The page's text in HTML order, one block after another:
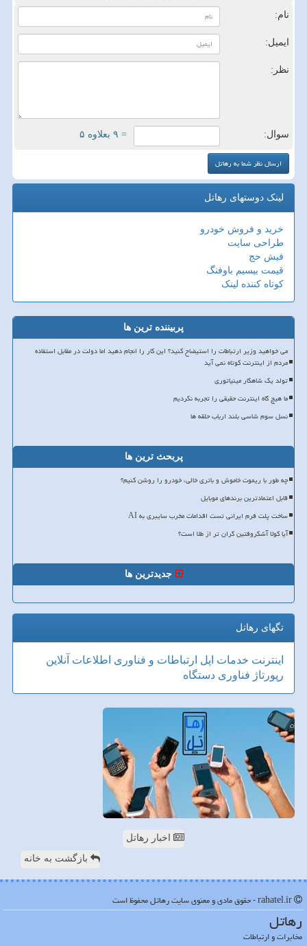
نام:
ایمیل:
نظر:
سوال: = ۹ بعلاوه ۵
لینک دوستهای رهاتل
خرید و فروش خودرو
طراحی سایت
فیش حج
قیمت بیسیم باوفنگ
کوتاه کننده لینک
پربیننده ترین ها
می خواهید وزیر ارتباطات را استیضاح کنید؟ این کار را انجام دهید اما دولت در مقابل استفاده
مردم از اینترنت کوتاه نمی آید
تولد یک شاهکار مینیاتوری
ما هیچ گاه اینترنت حقیقی را تجربه نکردیم
نسل سوم شاسی بلند ارباب حلقه ها
پربحث ترین ها
چه طور با ریموت خاموش و باتری خالی، خودرو را روشن کنیم؟
قابل اعتمادترین برندهای موبایل
ساخت پلت فرم ایرانی تست اقدامات مخرب سایبری به AI
آیا کولا آشکروفتین گران تر از طلا است؟
جدیدترین ها
تگهای رهاتل
اینترنت خدمات اپل ارتباطات و فناوری اطلاعات آنلاین
رپورتاژ فناوری دستگاه
اخبار رهاتل
بازگشت به خانه
رهاتل
مخابرات و ارتباطات